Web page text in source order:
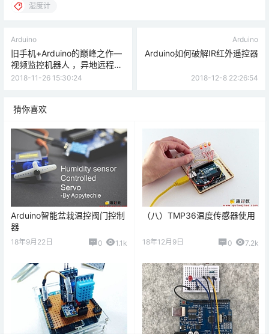
湿度计
Arduino
旧手机+Arduino的巅峰之作—
视频监控机器人 ，异地远程遥
控
2018-11-26 15:30:24
Arduino
Arduino如何破解IR红外遥控器
2018-12-8 22:26:54
猜你喜欢
Arduino智能盆栽温控阀门控制
器
18年9月22日 0 1.1k
（八）TMP36温度传感器使用
18年12月9日 0 7.2k